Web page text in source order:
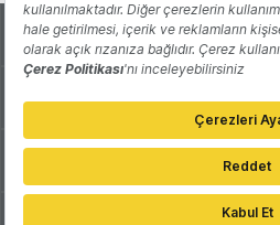
Hakkında
Katkıda Bulun